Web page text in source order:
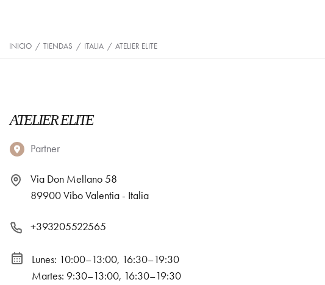
INICIO / TIENDAS / ITALIA / ATELIER ELITE
ATELIER ELITE
Partner
Via Don Mellano 58
89900 Vibo Valentia - Italia
+393205522565
Lunes: 10:00–13:00, 16:30–19:30
Martes: 9:30–13:00, 16:30–19:30